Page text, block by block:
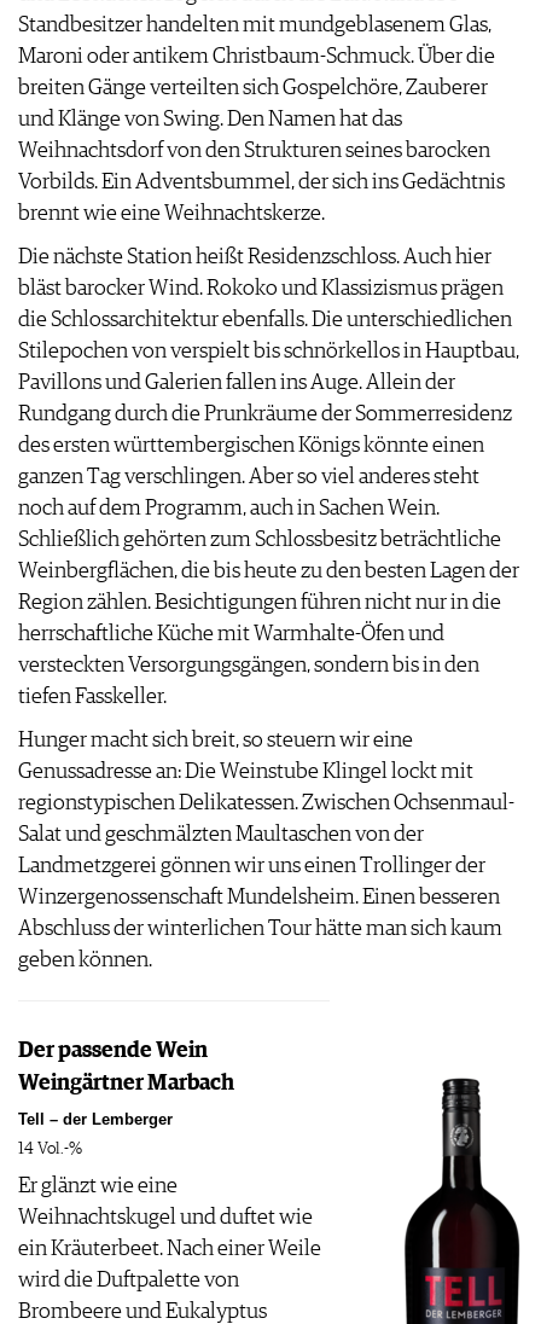
Standbesitzer handelten mit mundgeblasenem Glas,
Maroni oder antikem Christbaum-Schmuck. Über die
breiten Gänge verteilten sich Gospelchöre, Zauberer
und Klänge von Swing. Den Namen hat das
Weihnachtsdorf von den Strukturen seines barocken
Vorbilds. Ein Adventsbummel, der sich ins Gedächtnis
brennt wie eine Weihnachtskerze.
Die nächste Station heißt Residenzschloss. Auch hier
bläst barocker Wind. Rokoko und Klassizismus prägen
die Schlossarchitektur ebenfalls. Die unterschiedlichen
Stilepochen von verspielt bis schnörkellos in Hauptbau,
Pavillons und Galerien fallen ins Auge. Allein der
Rundgang durch die Prunkräume der Sommerresidenz
des ersten württembergischen Königs könnte einen
ganzen Tag verschlingen. Aber so viel anderes steht
noch auf dem Programm, auch in Sachen Wein.
Schließlich gehörten zum Schlossbesitz beträchtliche
Weinbergflächen, die bis heute zu den besten Lagen der
Region zählen. Besichtigungen führen nicht nur in die
herrschaftliche Küche mit Warmhalte-Öfen und
versteckten Versorgungsgängen, sondern bis in den
tiefen Fasskeller.
Hunger macht sich breit, so steuern wir eine
Genussadresse an: Die Weinstube Klingel lockt mit
regionstypischen Delikatessen. Zwischen Ochsenmaul-
Salat und geschmälzten Maultaschen von der
Landmetzgerei gönnen wir uns einen Trollinger der
Winzergenossenschaft Mundelsheim. Einen besseren
Abschluss der winterlichen Tour hätte man sich kaum
geben können.
Der passende Wein
Weingärtner Marbach
Tell – der Lemberger
14 Vol.-%
Er glänzt wie eine
Weihnachtskugel und duftet wie
ein Kräuterbeet. Nach einer Weile
wird die Duftpalette von
Brombeere und Eukalyptus